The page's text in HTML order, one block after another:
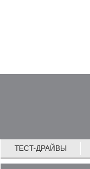
ТЕСТ-ДРАЙВЫ